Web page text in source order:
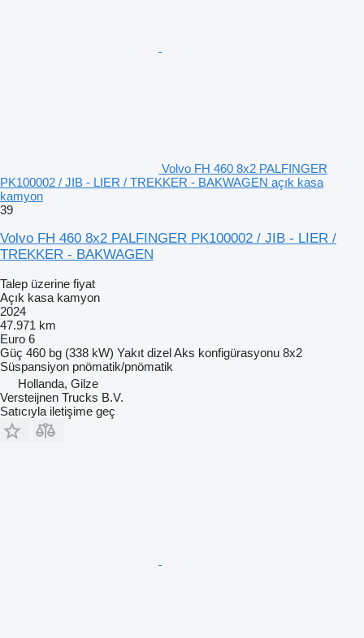
Volvo FH 460 8x2 PALFINGER
PK100002 / JIB - LIER / TREKKER - BAKWAGEN açık kasa
kamyon
39
Volvo FH 460 8x2 PALFINGER PK100002 / JIB - LIER /
TREKKER - BAKWAGEN
Talep üzerine fiyat
Açık kasa kamyon
2024
47.971 km
Euro 6
Güç 460 bg (338 kW) Yakıt dizelAks konfigürasyonu 8x2
Süspansiyon pnömatik/pnömatik
Hollanda, Gilze
Versteijnen Trucks B.V.
Satıcıyla iletişime geç